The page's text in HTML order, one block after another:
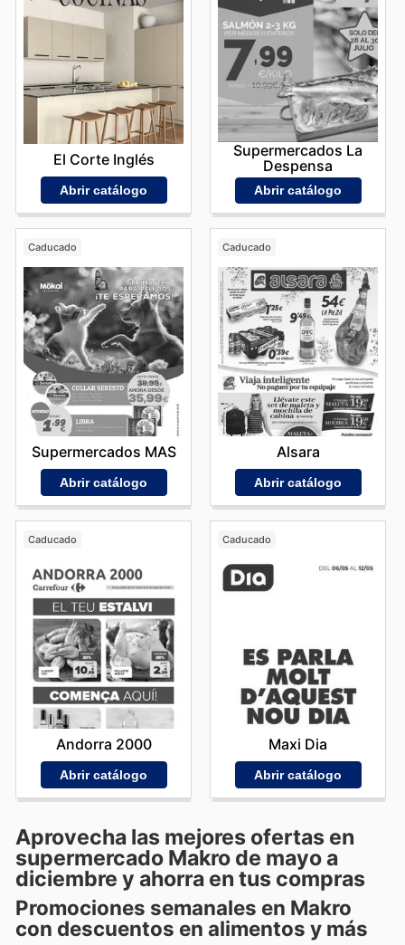
El Corte Inglés
Abrir catálogo
Supermercados La
Despensa
Abrir catálogo
Caducado
Supermercados MAS
Abrir catálogo
Caducado
Alsara
Abrir catálogo
Caducado
Andorra 2000
Abrir catálogo
Caducado
Maxi Dia
Abrir catálogo
Aprovecha las mejores ofertas en
supermercado Makro de mayo a
diciembre y ahorra en tus compras
Promociones semanales en Makro
con descuentos en alimentos y más